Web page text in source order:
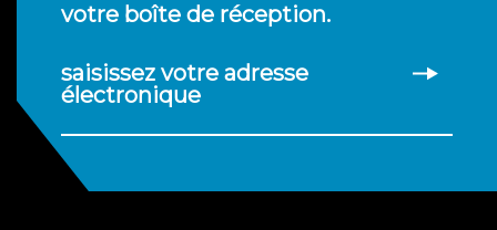
votre boîte de réception.
saisissez votre adresse
électronique